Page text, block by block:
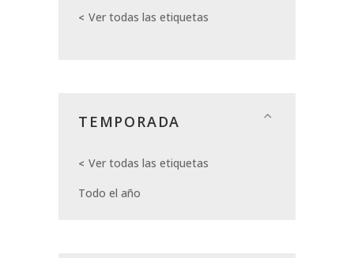
Ver todas las etiquetas
TEMPORADA
Ver todas las etiquetas
Todo el año